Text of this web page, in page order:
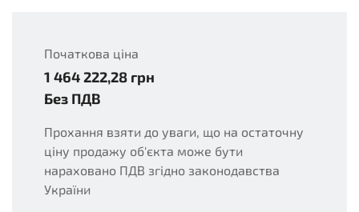
Початкова ціна
1 464 222,28 грн
Без ПДВ
Прохання взяти до уваги, що на остаточну
ціну продажу об'єкта може бути
нараховано ПДВ згідно законодавства
України